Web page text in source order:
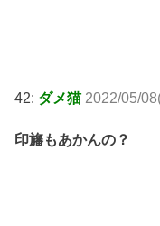
42: ダメ猫 2022/05/
印旛もあかんの？